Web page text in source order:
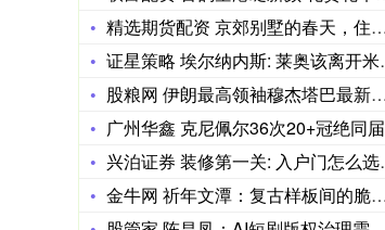
精选期货配资 京郊别墅的春天，住在风景里的房子🏠
证星策略 埃尔纳内斯: 莱奥该离开米兰了, 球迷对他的耐心已
股粮网 伊朗最高领袖穆杰塔巴最新发声！这一次他没有感谢真主党
广州华鑫 克尼佩尔36次20+冠绝同届新秀! 弗拉格30次第
兴泊证券 装修第一关: 入户门怎么选? 从材质到做法, 装修
金牛网 祈年文潭：复古样板间的脆弱与空洞——年代剧背离的社会
沪深300 4694.44 43.13 0.93%